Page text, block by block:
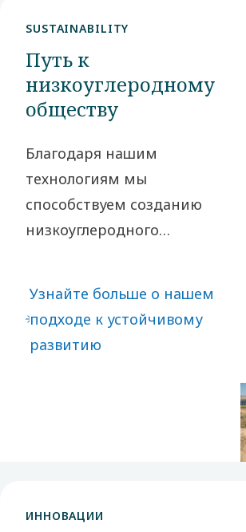
карьере вы
сделаете
вместе с
SUSTAINABILITY
Путь к
низкоуглеродному
обществу
Благодаря нашим
технологиям мы
способствуем созданию
низкоуглеродного
этично во всех наших
деловых отношениях, мы
Узнайте больше о нашем
подходе к устойчивому
развитию
ИННОВАЦИИ